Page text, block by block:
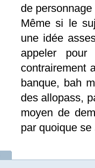
de
Même si le
une idée
appeler
contrairement
banque, bah
des allopass,
moyen de
par quoique se